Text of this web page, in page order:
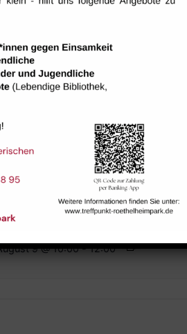
Kindertanzgruppe
9 @ 10:00 - 12:00